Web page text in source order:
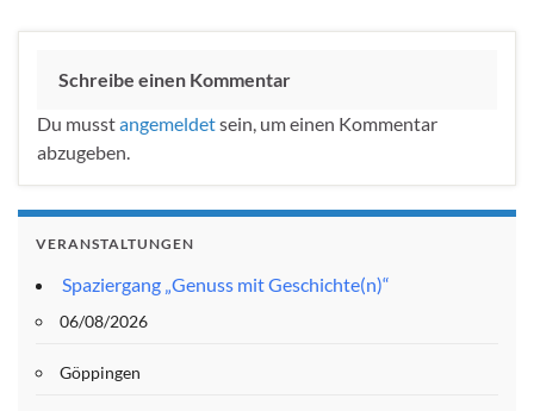
Schreibe einen Kommentar
Du musstangemeldetsein, um einen Kommentar
abzugeben.
VERANSTALTUNGEN
Spaziergang „Genuss mit Geschichte(n)“
06/08/2026
Göppingen